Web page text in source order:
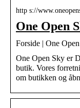
http s://
One Open
Forside | One
One Open Sky er
butik. Vores
om butikken og